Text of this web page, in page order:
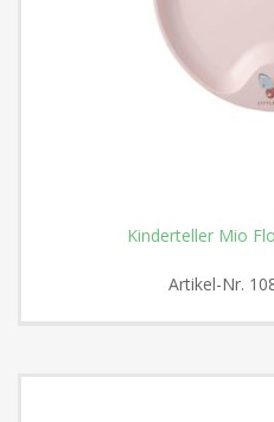
Kinderteller Mio
Artikel-Nr.